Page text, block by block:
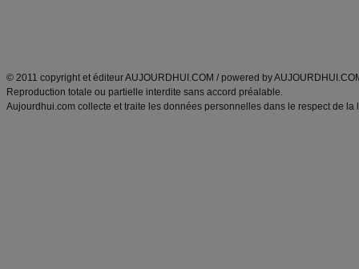
© 2011 copyright et éditeur AUJOURDHUI.COM / powered by
Reproduction totale ou partielle interdite sans accord préalable.
Aujourdhui.com collecte et traite les données personnelles dans le respect de